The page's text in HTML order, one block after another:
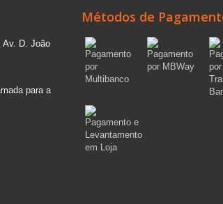
Av. D. João
para a
Métodos de